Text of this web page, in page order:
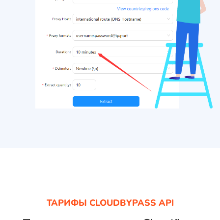
ТАРИФЫ CLOUDBYPASS API